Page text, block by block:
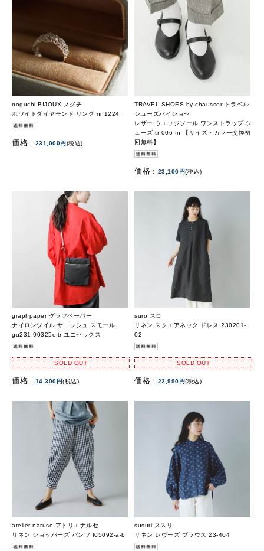
noguchi BIJOUX ノグチ
ホワイトダイヤモンド リング nn1224
価格 : 231,000円(税込)
TRAVEL SHOES by chausser トラベル
シューズバイショセ
レザー ウエッジソール ワンストラップ シ
ューズ tr-006-fn 【サイズ・カラー交換初
回無料】
価格 : 23,100円(税込)
graphpaper グラフペーパー
ナイロンツイル サコッシュ スモール
gu231-90325c-tr ユニセックス
SOLD OUT
価格 : 14,300円(税込)
suro スロ
リネン スクエアネック ドレス 230201-
02
SOLD OUT
価格 : 22,990円(税込)
atelier naruse アトリエナルセ
リネン ジョッパーズ パンツ f05092-a-b
susuri ススリ
リネン レヴーズ ブラウス 23-404